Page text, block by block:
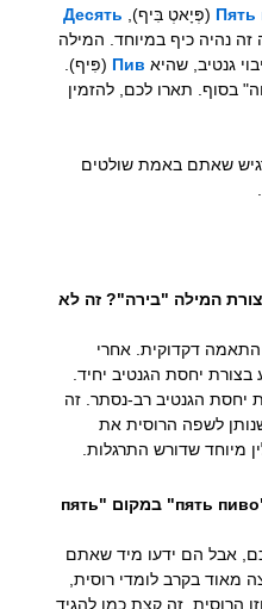
Пять (פְּיָאטְ בִּיף), Десять
זה נהיה כיף במיוחד. המילה
גנטיב, שהיא Пив (פִּיף).
בסוף. תארו לכם, להזמין
שאתם באמת שולטים
המילה "בירה"? זה לא
דקדוקית. אחרי
בצורת יחסת הגנטיב יחיד.
יחסת הגנטיב רב-נסתר. זה
לשפה הרוסית את
מיוחד שדורש התרגלות.
ש: מה יקרה אם אטעה ואגיד "пять пиво" במקום "пять
אבל הם ידעו מיד שאתם
מאוד בקרב לומדי רוסית,
הרוסית. זה קצת כמו להגיד